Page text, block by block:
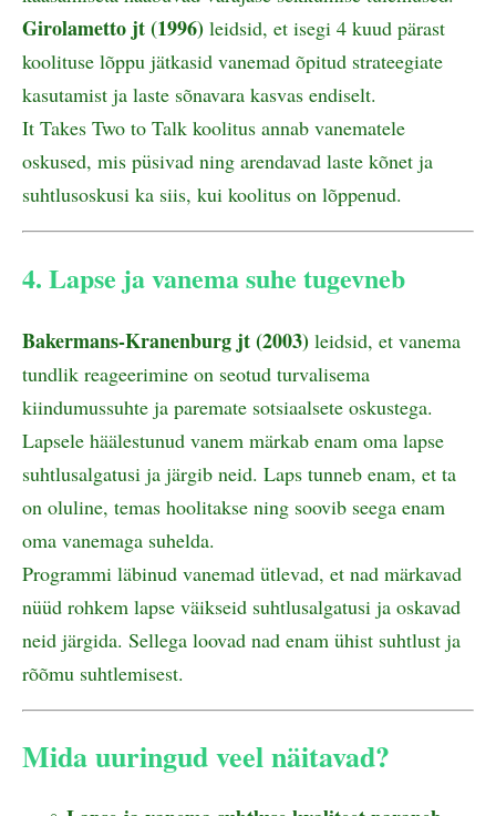
Girolametto jt (1996) leidsid, et isegi 4 kuud pärast
koolituse lõppu jätkasid vanemad õpitud strateegiate
kasutamist ja laste sõnavara kasvas endiselt.
It Takes Two to Talk koolitus annab vanematele
oskused, mis püsivad ning arendavad laste kõnet ja
suhtlusoskusi ka siis, kui koolitus on lõppenud.
4. Lapse ja vanema suhe tugevneb
Bakermans-Kranenburg jt (2003) leidsid, et vanema
tundlik reageerimine on seotud turvalisema
kiindumussuhte ja paremate sotsiaalsete oskustega.
Lapsele häälestunud vanem märkab enam oma lapse
suhtlusalgatusi ja järgib neid. Laps tunneb enam, et ta
on oluline, temas hoolitakse ning soovib seega enam
oma vanemaga suhelda.
Programmi läbinud vanemad ütlevad, et nad märkavad
nüüd rohkem lapse väikseid suhtlusalgatusi ja oskavad
neid järgida. Sellega loovad nad enam ühist suhtlust ja
rõõmu suhtlemisest.
Mida uuringud veel näitavad?